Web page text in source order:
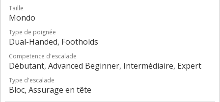
Taille
Mondo
Type de poignée
Dual-Handed, Footholds
Competence d'escalade
Débutant, Advanced Beginner, Intermédiaire, Expert
Type d'escalade
Bloc, Assurage en tête